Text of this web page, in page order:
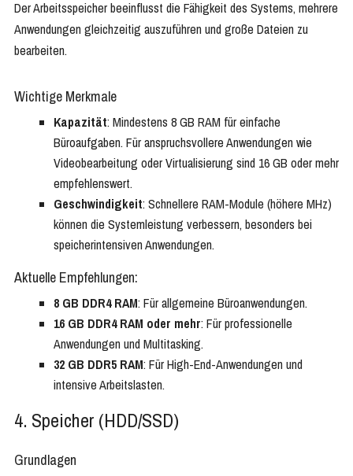
Der Arbeitsspeicher beeinflusst die Fähigkeit des Systems, mehrere
Anwendungen gleichzeitig auszuführen und große Dateien zu
bearbeiten.
Wichtige Merkmale
Kapazität: Mindestens 8 GB RAM für einfache
Büroaufgaben. Für anspruchsvollere Anwendungen wie
Videobearbeitung oder Virtualisierung sind 16 GB oder mehr
empfehlenswert.
Geschwindigkeit: Schnellere RAM-Module (höhere MHz)
können die Systemleistung verbessern, besonders bei
speicherintensiven Anwendungen.
Aktuelle Empfehlungen:
8 GB DDR4 RAM: Für allgemeine Büroanwendungen.
16 GB DDR4 RAM oder mehr: Für professionelle
Anwendungen und Multitasking.
32 GB DDR5 RAM: Für High-End-Anwendungen und
intensive Arbeitslasten.
4. Speicher (HDD/SSD)
Grundlagen